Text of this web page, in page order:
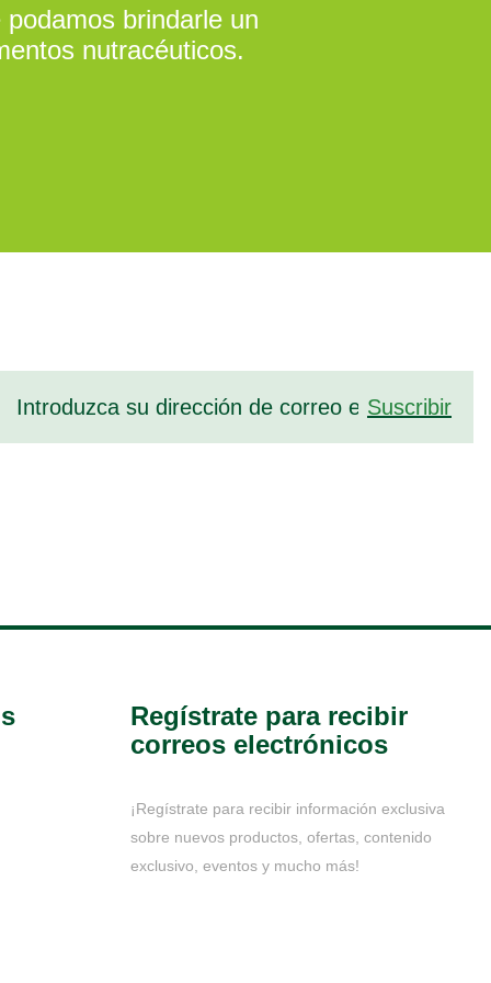
brindarle un
nutracéuticos.
Suscribir
Regístrate para recibir
correos electrónicos
¡Regístrate para recibir información exclusiva
sobre nuevos productos, ofertas, contenido
exclusivo, eventos y mucho más!